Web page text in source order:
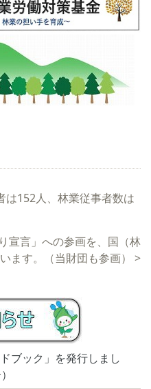
152人、林業従事者数は
宣言」への参画を、国（林
ます。（当財団も参画）
>
ック」を発行しまし